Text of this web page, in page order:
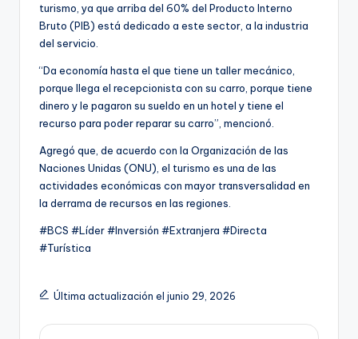
turismo, ya que arriba del 60% del Producto Interno
Bruto (PIB) está dedicado a este sector, a la industria
del servicio.
“Da economía hasta el que tiene un taller mecánico,
porque llega el recepcionista con su carro, porque tiene
dinero y le pagaron su sueldo en un hotel y tiene el
recurso para poder reparar su carro”, mencionó.
Agregó que, de acuerdo con la Organización de las
Naciones Unidas (ONU), el turismo es una de las
actividades económicas con mayor transversalidad en
la derrama de recursos en las regiones.
#BCS #Líder #Inversión #Extranjera #Directa
#Turística
Última actualización el junio 29, 2026